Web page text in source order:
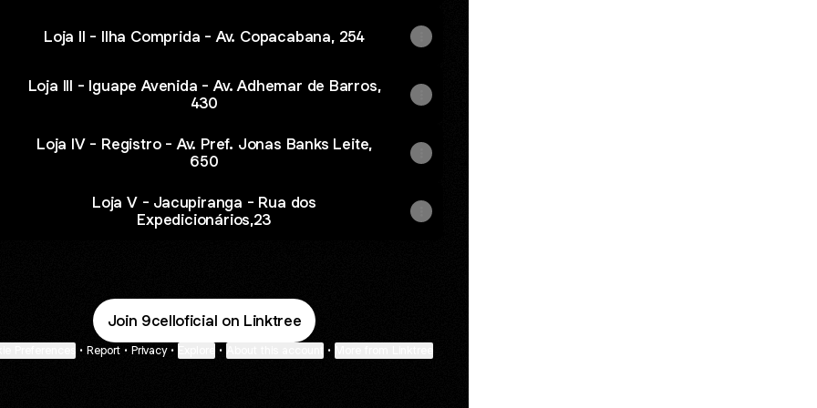
Loja II - Ilha Comprida - Av. Copacabana, 254
Loja III - Iguape Avenida - Av. Adhemar de Barros,
430
Loja IV - Registro - Av. Pref. Jonas Banks Leite,
650
Loja V - Jacupiranga - Rua dos
Expedicionários,23
Join 9celloficial on Linktree
• Report • Privacy • • •